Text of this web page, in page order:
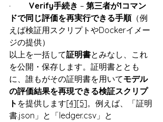
· Verify手続き – 第三者が1コマン
ドで同じ評価を再実行できる手順（例
えば検証用スクリプトやDockerイメー
ジの提供）
以上を一括して証明書とみなし、これ
を公開・保存します。証明書ととも
に、誰もがその証明書を用いてモデル
の評価結果を再現できる検証スクリプ
ト を提供します[4][5]。例えば、「証明
書.json」と「ledger.csv」と